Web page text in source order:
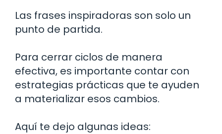
Las frases inspiradoras son solo un
punto de partida.
Para cerrar ciclos de manera
efectiva, es importante contar con
estrategias prácticas que te ayuden
a materializar esos cambios.
Aquí te dejo algunas ideas: